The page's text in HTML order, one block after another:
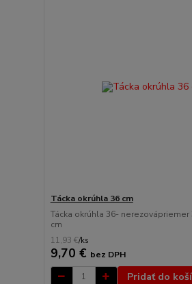
Tácka okrúhla 36 cm
Tácka okrúhla 36- nerezovápriemer
cm
11,93 €/ks
9,70 € bez DPH
Pridať do